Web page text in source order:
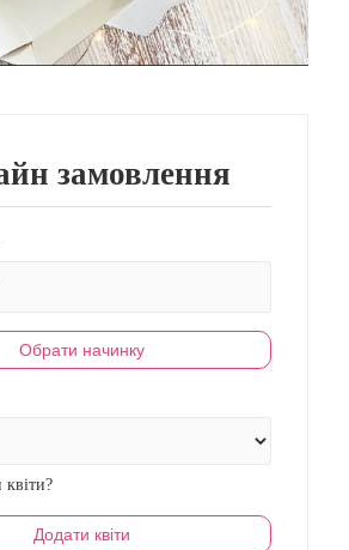
замовлення
Обрати начинку
квіти?
Додати квіти